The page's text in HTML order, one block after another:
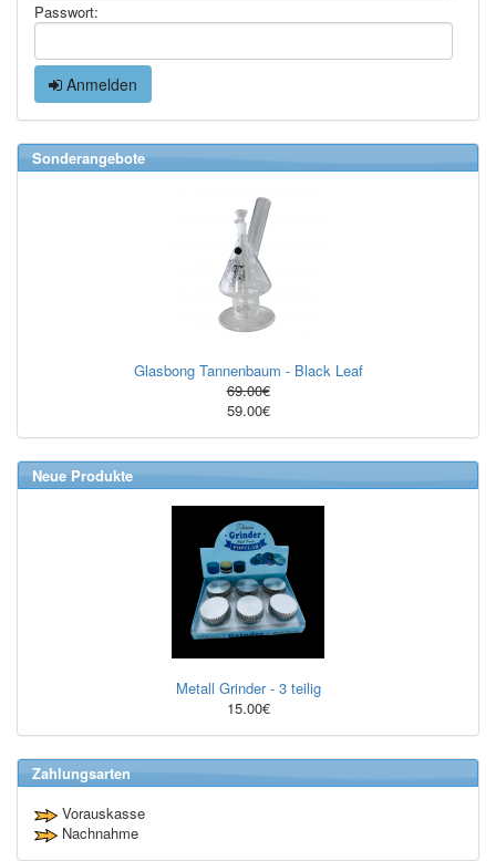
Passwort:
Anmelden
Sonderangebote
Glasbong Tannenbaum - Black Leaf
69.00€
59.00€
Neue Produkte
Metall Grinder - 3 teilig
15.00€
Zahlungsarten
Vorauskasse
Nachnahme